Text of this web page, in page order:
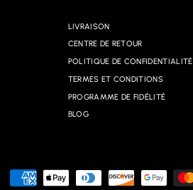
LIVRAISON
CENTRE DE RETOUR
POLITIQUE DE CONFIDENTIALITÉ
TERMES ET CONDITIONS
PROGRAMME DE FIDÉLITÉ
BLOG